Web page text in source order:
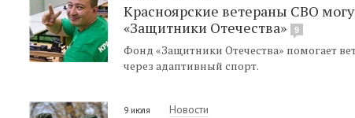
Красноярские ветераны СВО
«Защитники Отечества»
9
Фонд «Защитники Отечества» помогает
через адаптивный спорт.
9 июля Новости